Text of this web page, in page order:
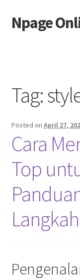
Skip
to
Skip
to
Npage
Tag:
Posted on April 27,
Cara
Top